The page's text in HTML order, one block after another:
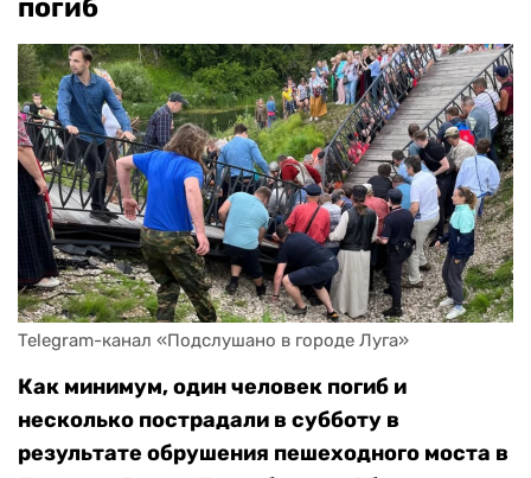
погиб
Telegram-канал «Подслушано в городе Луга»
Как минимум, один человек погиб и
несколько пострадали в субботу в
результате обрушения пешеходного моста в